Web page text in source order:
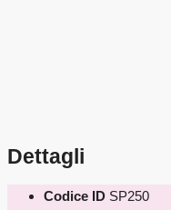
Dettagli
Codice ID SP250